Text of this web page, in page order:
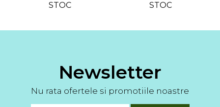
STOC
STOC
Newsletter
Nu rata ofertele si promotiile noastre